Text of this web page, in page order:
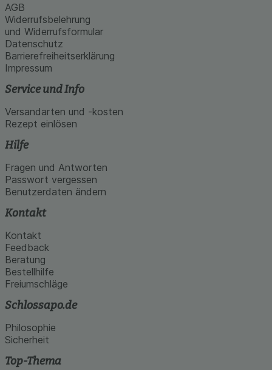
AGB
Widerrufsbelehrung
und Widerrufsformular
Datenschutz
Barrierefreiheitserklärung
Impressum
Service und Info
Versandarten und -kosten
Rezept einlösen
Hilfe
Fragen und Antworten
Passwort vergessen
Benutzerdaten ändern
Kontakt
Kontakt
Feedback
Beratung
Bestellhilfe
Freiumschläge
Schlossapo.de
Philosophie
Sicherheit
Top-Thema